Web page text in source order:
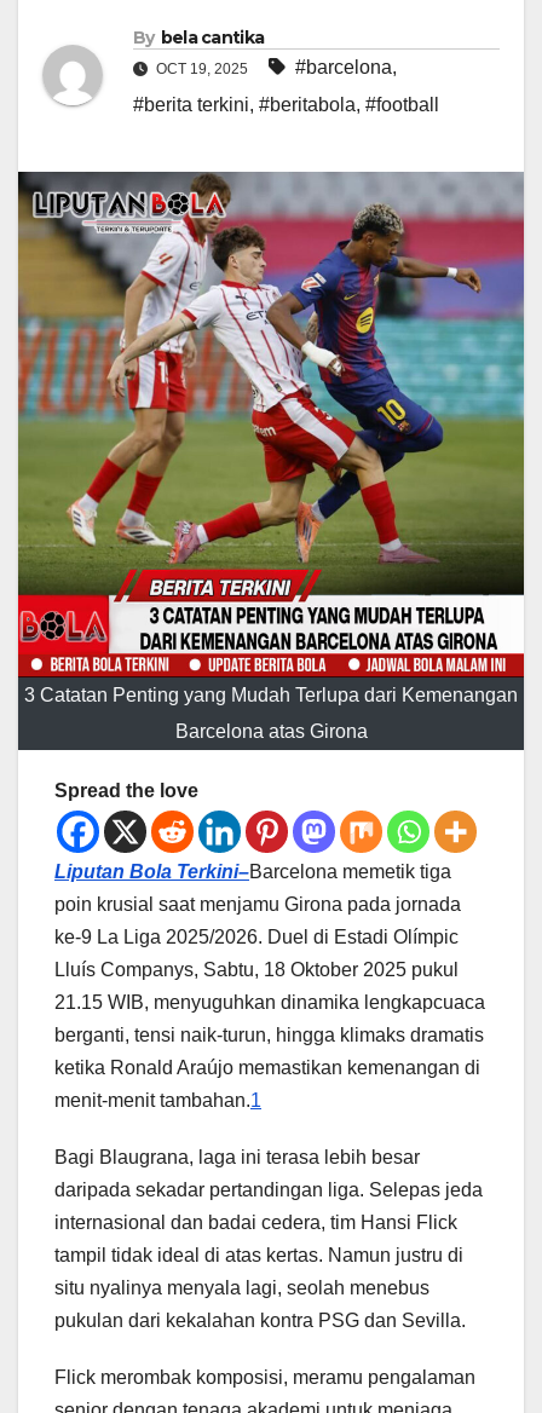
By bela cantika
OCT 19, 2025 #barcelona,
#berita terkini, #beritabola, #football
3 Catatan Penting yang Mudah Terlupa dari Kemenangan
Barcelona atas Girona
Spread the love
Liputan Bola Terkini–Barcelona memetik tiga
poin krusial saat menjamu Girona pada jornada
ke-9 La Liga 2025/2026. Duel di Estadi Olímpic
Lluís Companys, Sabtu, 18 Oktober 2025 pukul
21.15 WIB, menyuguhkan dinamika lengkapcuaca
berganti, tensi naik-turun, hingga klimaks dramatis
ketika Ronald Araújo memastikan kemenangan di
menit-menit tambahan.1
Bagi Blaugrana, laga ini terasa lebih besar
daripada sekadar pertandingan liga. Selepas jeda
internasional dan badai cedera, tim Hansi Flick
tampil tidak ideal di atas kertas. Namun justru di
situ nyalinya menyala lagi, seolah menebus
pukulan dari kekalahan kontra PSG dan Sevilla.
Flick merombak komposisi, meramu pengalaman